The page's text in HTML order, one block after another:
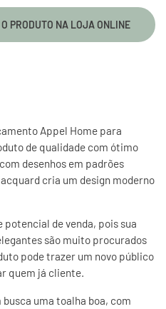
PRODUTO NA LOJA ONLINE
Appel Home para
de qualidade com ótimo
desenhos em padrões
cria um design moderno
potencial de venda, pois sua
são muito procurados
pode trazer um novo público
quem já cliente.
uma toalha boa, com